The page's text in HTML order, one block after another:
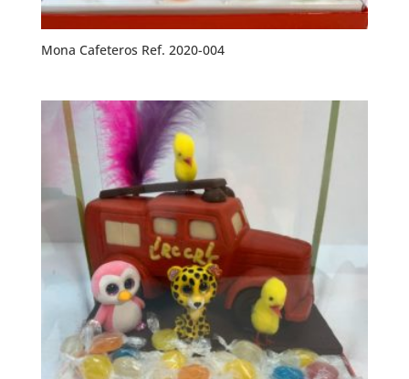
Mona Cafeteros Ref. 2020-004